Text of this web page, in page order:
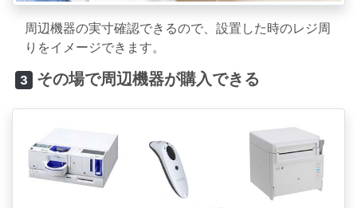
周辺機器の実寸確認できるので、設置した時のレジ周
りをイメージできます。
3 その場で周辺機器が購入できる